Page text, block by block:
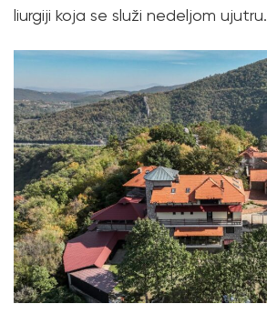
liurgiji koja se služi nedeljom ujutru.